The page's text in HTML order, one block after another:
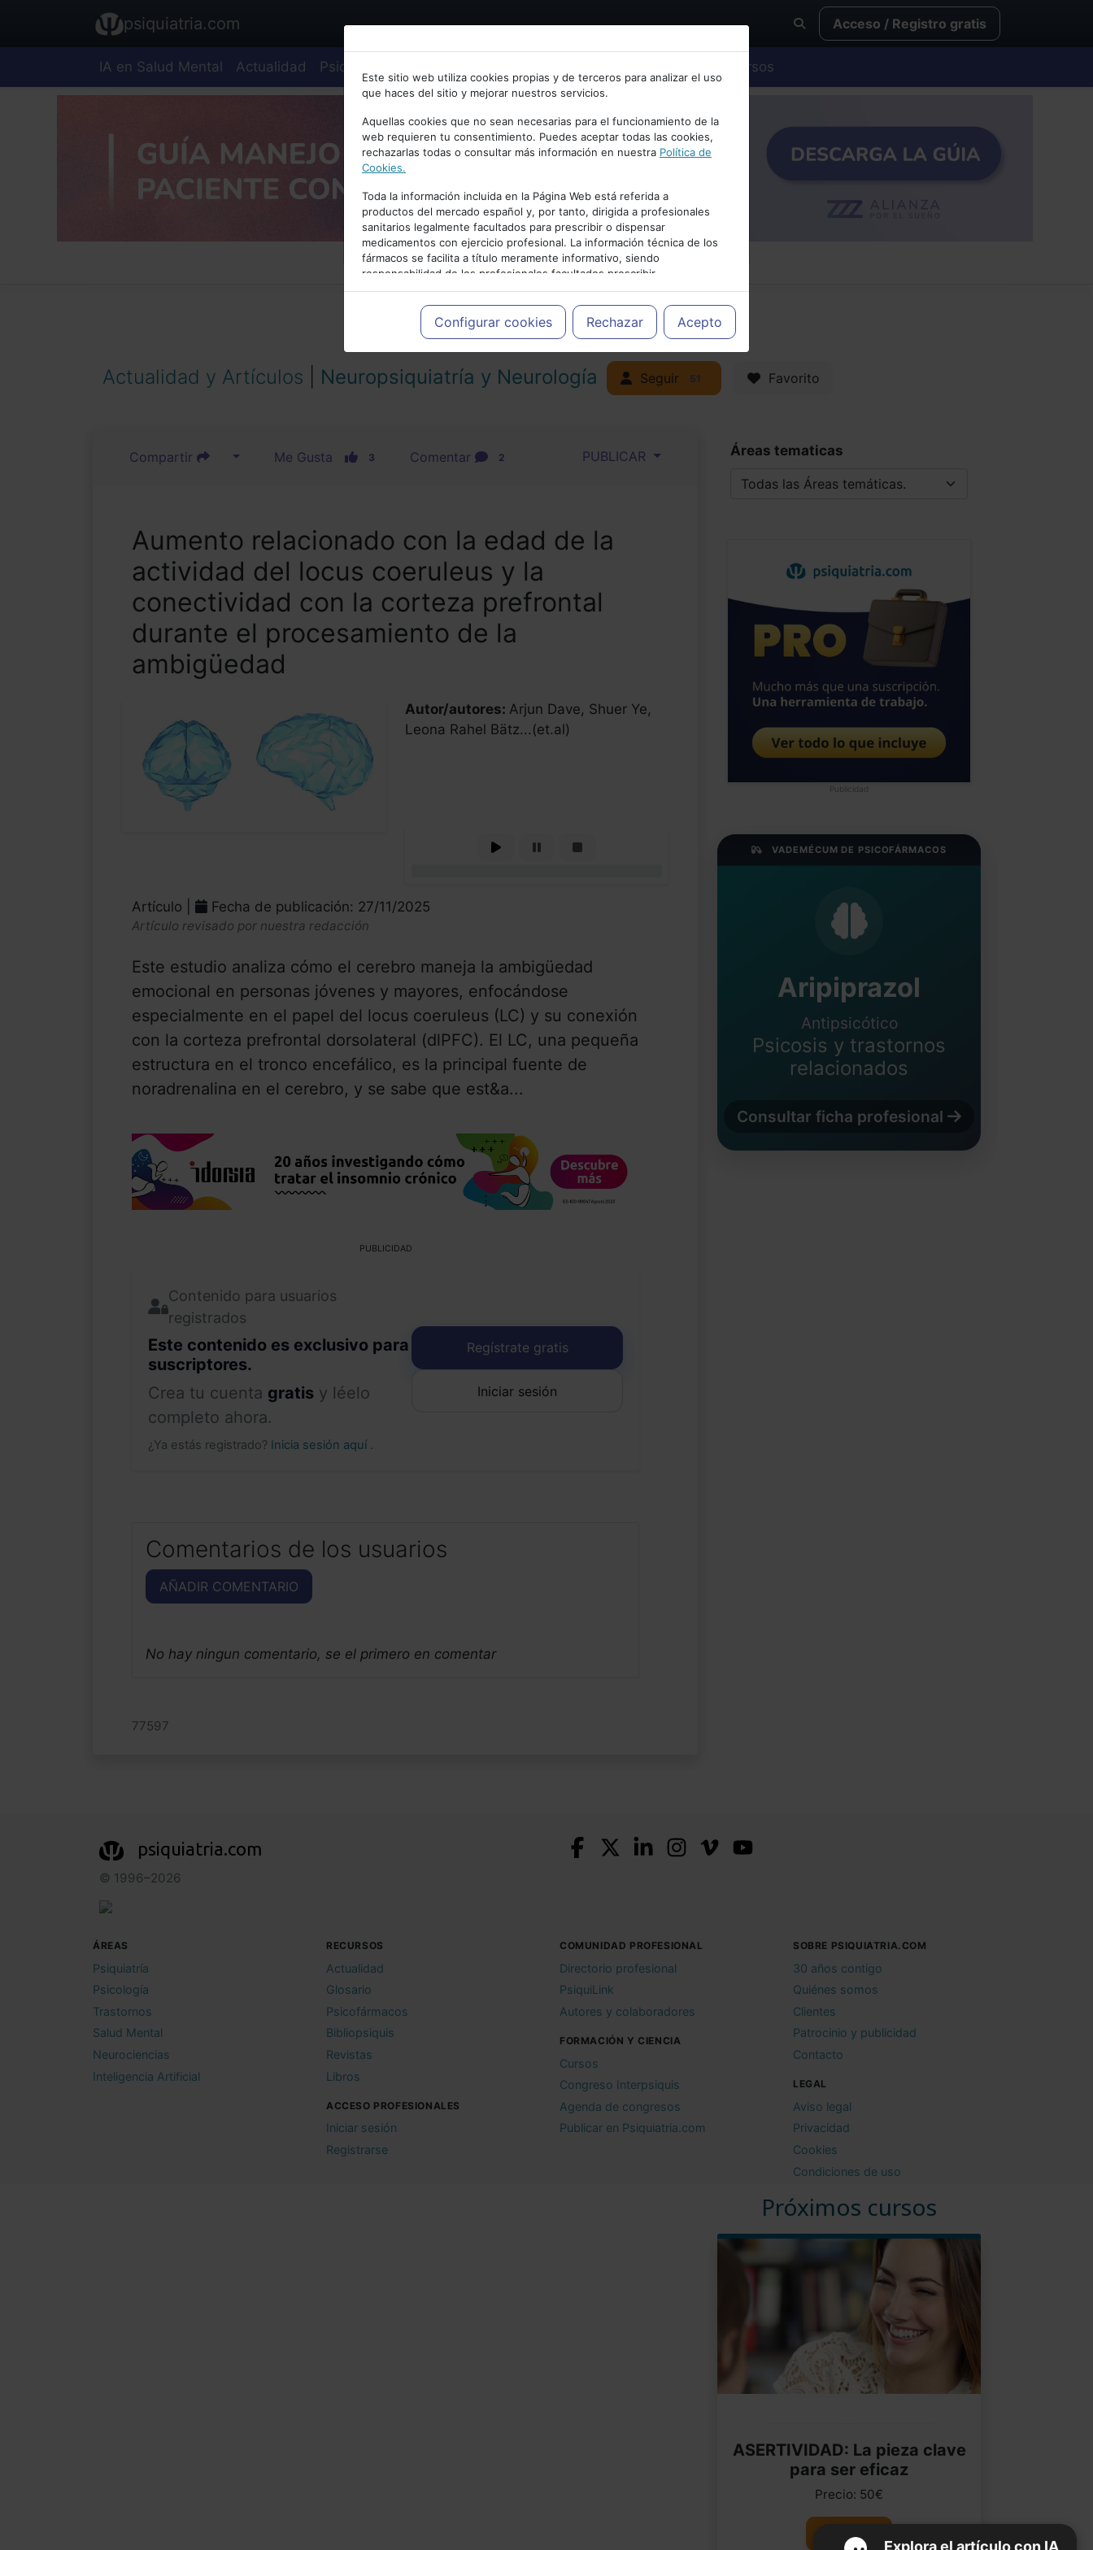
Bienvenid@ a psiquiatria.com
Escribe tu Email
Accede o regístrate con tu email.
Cancelar
psiquiatria.com Acceso / Registro gratis
IA en Salud Mental Actualidad Psiquiatría Cursos
Este sitio web utiliza cookies propias y de terceros para analizar el uso
que haces del sitio y mejorar nuestros servicios.
Aquellas cookies que no sean necesarias para el funcionamiento de la
web requieren tu consentimiento. Puedes aceptar todas las cookies,
rechazarlas todas o consultar más información en nuestra Política de
Cookies.
Toda la información incluida en la Página Web está referida a
productos del mercado español y, por tanto, dirigida a profesionales
sanitarios legalmente facultados para prescribir o dispensar
medicamentos con ejercicio profesional. La información técnica de los
fármacos se facilita a título meramente informativo, siendo
responsabilidad de los profesionales facultados prescribir
medicamentos y decidir, en cada caso concreto, el tratamiento más
adecuado a las necesidades del paciente.
Configurar cookies Rechazar Acepto
PUBLICIDAD
Actualidad y Artículos Neuropsiquiatría y Neurología Seguir 51 Favorito
Compartir Me Gusta 3 Comentar 2 PUBLICAR
Aumento relacionado con la edad de la
actividad del locus coeruleus y la
conectividad con la corteza prefrontal
durante el procesamiento de la
ambigüedad
Autor/autores: Arjun Dave, Shuer Ye,
Leona Rahel Bätz...(et.al)
Artículo | Fecha de publicación: 27/11/2025
Artículo revisado por nuestra redacción
Este estudio analiza cómo el cerebro maneja la ambigüedad
emocional en personas jóvenes y mayores, enfocándose
especialmente en el papel del locus coeruleus (LC) y su conexión
con la corteza prefrontal dorsolateral (dlPFC). El LC, una pequeña
estructura en el tronco encefálico, es la principal fuente de
noradrenalina en el cerebro, y se sabe que est&a...
PUBLICIDAD
Contenido para usuarios
registrados
Este contenido es exclusivo para
suscriptores.
Crea tu cuenta gratis y léelo
completo ahora.
¿Ya estás registrado? Inicia sesión aquí .
Regístrate gratis
Iniciar sesión
Comentarios de los usuarios
AÑADIR COMENTARIO
No hay ningun comentario, se el primero en comentar
77597
Áreas tematicas
Publicidad
VADEMÉCUM DE PSICOFÁRMACOS
Aripiprazol
Antipsicótico
Psicosis y trastornos
relacionados
Consultar ficha profesional
Próximos cursos
ASERTIVIDAD: La pieza clave
para ser eficaz
Precio: 50€
Ver curso
Explora el artículo con IA
psiquiatria.com
© 1996–2026
ÁREAS
Psiquiatría
Psicología
Trastornos
Salud Mental
Neurociencias
Inteligencia Artificial
RECURSOS
Actualidad
Glosario
Psicofármacos
Bibliopsiquis
Revistas
Libros
ACCESO PROFESIONALES
Iniciar sesión
Registrarse
COMUNIDAD PROFESIONAL
Directorio profesional
PsiquiLink
Autores y colaboradores
FORMACIÓN Y CIENCIA
Cursos
Congreso Interpsiquis
Agenda de congresos
Publicar en Psiquiatria.com
SOBRE PSIQUIATRIA.COM
30 años contigo
Quiénes somos
Clientes
Patrocinio y publicidad
Contacto
LEGAL
Aviso legal
Privacidad
Cookies
Condiciones de uso